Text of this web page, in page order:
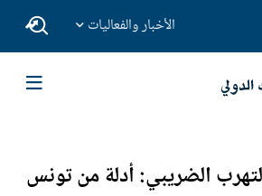
الأخبار والفعاليات
الضريبي: أدلة من تونس